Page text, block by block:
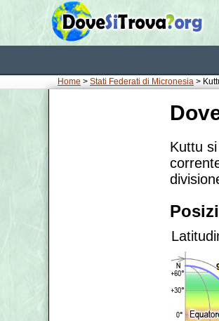
Home > Stati Federati di Micronesia >
Kuttu